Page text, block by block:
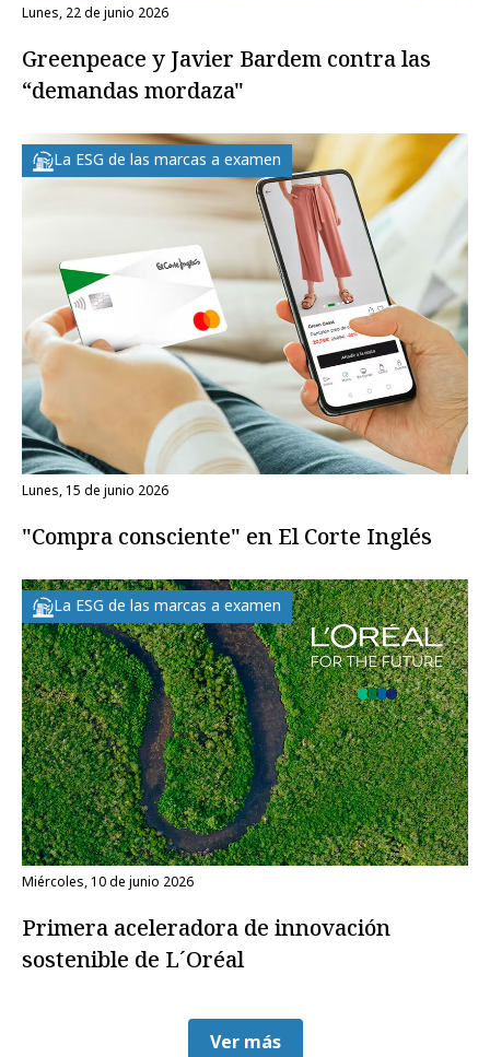
lunes, 22 de junio 2026
Greenpeace y Javier Bardem contra las
“demandas mordaza"
La ESG de las marcas a examen
lunes, 15 de junio 2026
"Compra consciente" en El Corte Inglés
La ESG de las marcas a examen
miércoles, 10 de junio 2026
Primera aceleradora de innovación
sostenible de L´Oréal
Ver más